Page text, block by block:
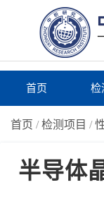
首页 检
首页 /检测项目 /
半导体